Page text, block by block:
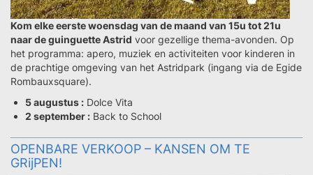
Kom elke eerste woensdag van de maand van 15u tot 21u
naar de guinguette Astrid voor gezellige thema-avonden. Op
het programma: apero, muziek en activiteiten voor kinderen in
de prachtige omgeving van het Astridpark (ingang via de Egide
Rombauxsquare).
5 augustus : Dolce Vita
2 september : Back to School
OPENBARE VERKOOP – KANSEN OM TE
GRijPEN!